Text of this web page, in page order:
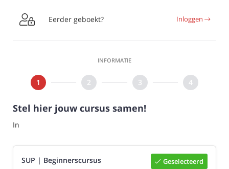
 Eerder geboekt? Inloggen
INFORMATIE
Stel hier jouw cursus samen!
In
SUP | Beginnerscursus Selecteer
 Geselecteerd